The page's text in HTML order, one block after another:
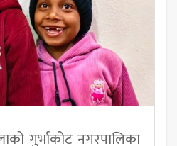
गुर्भाकोट नगरपालिका